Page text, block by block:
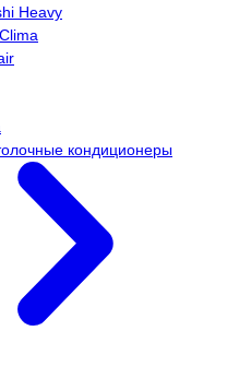
Heavy
кондиционеры